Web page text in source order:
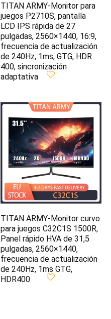
TITAN ARMY-Monitor para
juegos P2710S, pantalla
LCD IPS rápida de 27
pulgadas, 2560×1440, 16:9,
frecuencia de actualización
de 240Hz, 1ms, GTG, HDR
400, sincronización
adaptativa
TITAN ARMY-Monitor curvo
para juegos C32C1S 1500R,
Panel rápido HVA de 31,5
pulgadas, 2560×1440,
frecuencia de actualización
de 240Hz, 1ms GTG,
HDR400